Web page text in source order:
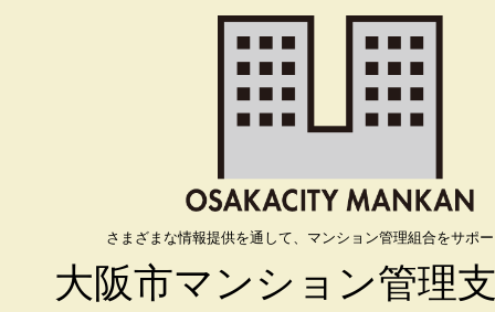
さまざまな情報提供を通して、マンション管理組合をサポ
大阪市マンション管理